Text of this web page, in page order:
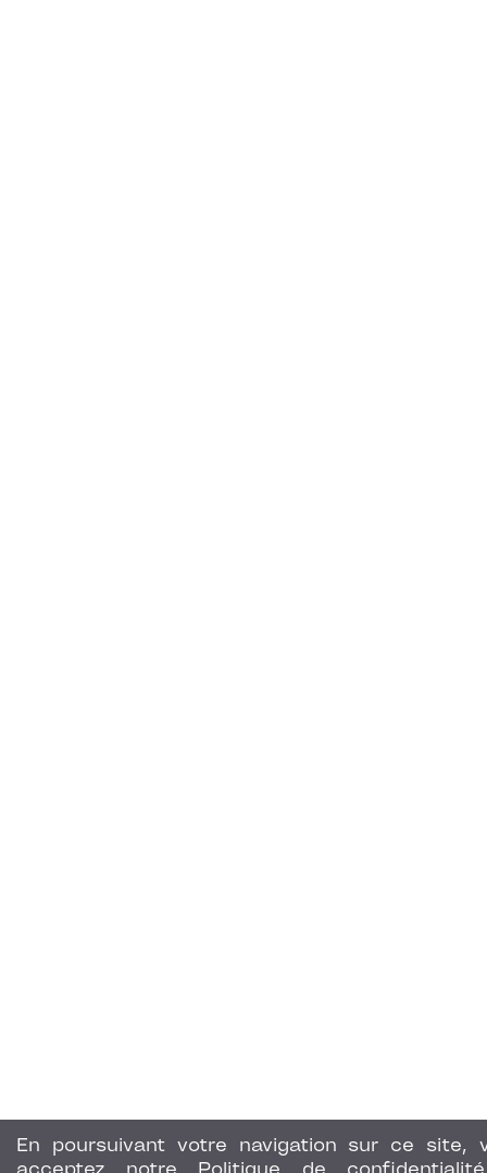
En poursuivant votre navigation sur ce site,
acceptez notre Politique de